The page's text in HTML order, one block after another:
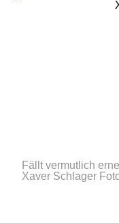
Fällt vermutlich
Xaver Schlager